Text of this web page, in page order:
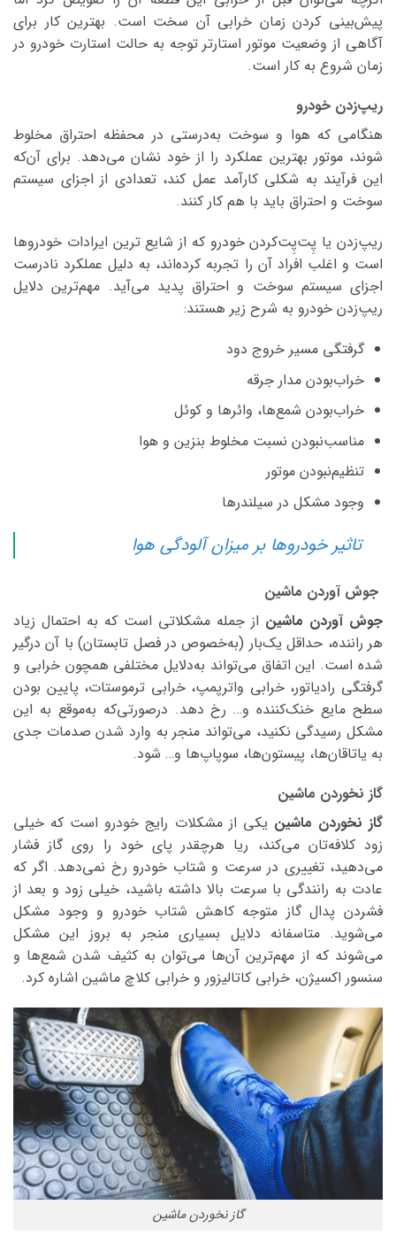
پیش‌بینی کردن زمان خرابی آن سخت است. بهترین کار برای
آگاهی از وضعیت موتور استارتر توجه به حالت استارت خودرو در
زمان شروع به کار است.
ریپ‌زدن خودرو
هنگامی که هوا و سوخت به‌درستی در محفظه احتراق مخلوط
شوند، موتور بهترین عملکرد را از خود نشان می‌دهد. برای آن‌که
این فرآیند به شکلی کارآمد عمل کند، تعدادی از اجزای سیستم
سوخت و احتراق باید با هم کار کنند.
ریپ‌زدن یا پِت‌پِت‌کردن خودرو که از شایع ترین ایرادات خودروها
است و اغلب افراد آن را تجربه کرده‌اند، به ‌دلیل عملکرد نادرست
اجزای سیستم سوخت و احتراق پدید می‌آید. مهم‌ترین دلایل
ریپ‌زدن خودرو به شرح زیر هستند:
گرفتگی مسیر خروج دود
خراب‌بودن مدار جرقه
خراب‌بودن شمع‌ها، وائرها و کوئل
مناسب‌نبودن نسبت مخلوط بنزین و هوا
تنظیم‌نبودن موتور
وجود مشکل در سیلندرها
تاثیر خودروها بر میزان آلودگی هوا
جوش آوردن ماشین
جوش آوردن ماشیناز جمله مشکلاتی است که به احتمال زیاد
هر راننده، حداقل یک‌بار (به‌خصوص در فصل تابستان) با آن درگیر
شده است. این اتفاق می‌تواند به‌دلایل مختلفی همچون خرابی و
گرفتگی رادیاتور، خرابی واترپمپ، خرابی ترموستات، پایین بودن
سطح مایع خنک‌کننده و… رخ دهد. درصورتی‌که به‌موقع به این
مشکل رسیدگی نکنید، می‌تواند منجر به وارد شدن صدمات جدی
به یاتاقان‌ها، پیستون‌ها، سوپاپ‌ها و… شود.
گاز نخوردن ماشین
گاز نخوردن ماشینیکی از مشکلات رایج خودرو است که خیلی
زود کلافه‌تان می‌کند، ریا هرچقدر پای خود را روی گاز فشار
می‌دهید، تغییری در سرعت و شتاب خودرو رخ نمی‌دهد. اگر که
عادت به رانندگی با سرعت بالا داشته باشید، خیلی زود و بعد از
فشردن پدال گاز متوجه کاهش شتاب خودرو و وجود مشکل
می‌شوید. متاسفانه دلایل بسیاری منجر به بروز این مشکل
می‌شوند که از مهم‌ترین آن‌ها می‌توان به کثیف شدن شمع‌ها و
سنسور اکسیژن، خرابی کاتالیزور و خرابی کلاچ ماشین اشاره کرد.
گاز نخوردن ماشین